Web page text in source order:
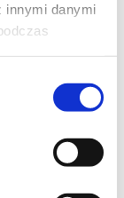
innymi danymi